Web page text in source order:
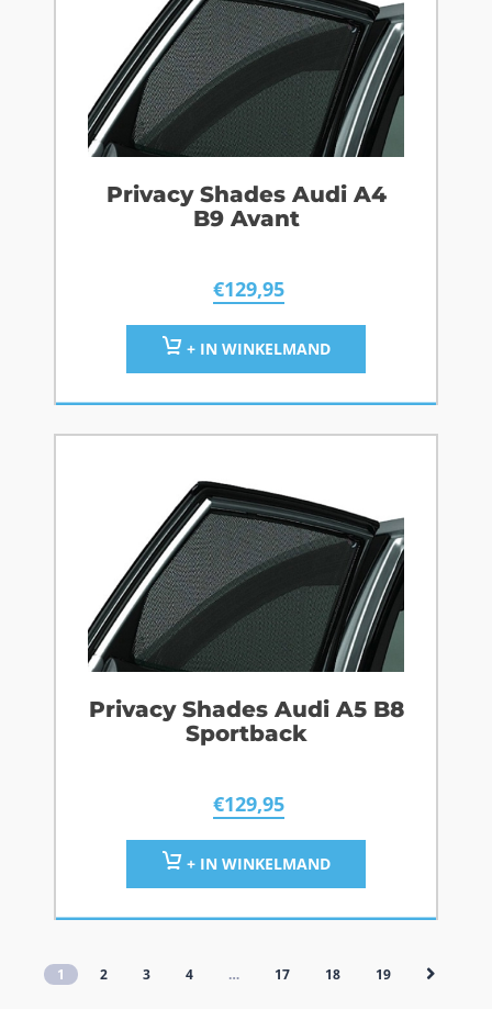
Privacy Shades Audi A4
B9 Avant
€129,95
+ IN WINKELMAND
Privacy Shades Audi A5 B8
Sportback
€129,95
+ IN WINKELMAND
1 2 3 4 … 17 18 19